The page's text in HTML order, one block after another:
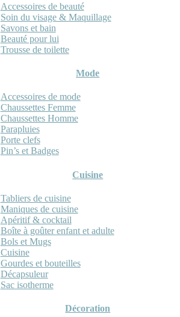
Accessoires de beauté
Soin du visage & Maquillage
Savons et bain
Beauté pour lui
Trousse de toilette
Mode
Accessoires de mode
Chaussettes Femme
Chaussettes Homme
Parapluies
Porte clefs
Pin’s et Badges
Cuisine
Tabliers de cuisine
Maniques de cuisine
Apéritif & cocktail
Boîte à goûter enfant et adulte
Bols et Mugs
Cuisine
Gourdes et bouteilles
Décapsuleur
Sac isotherme
Décoration